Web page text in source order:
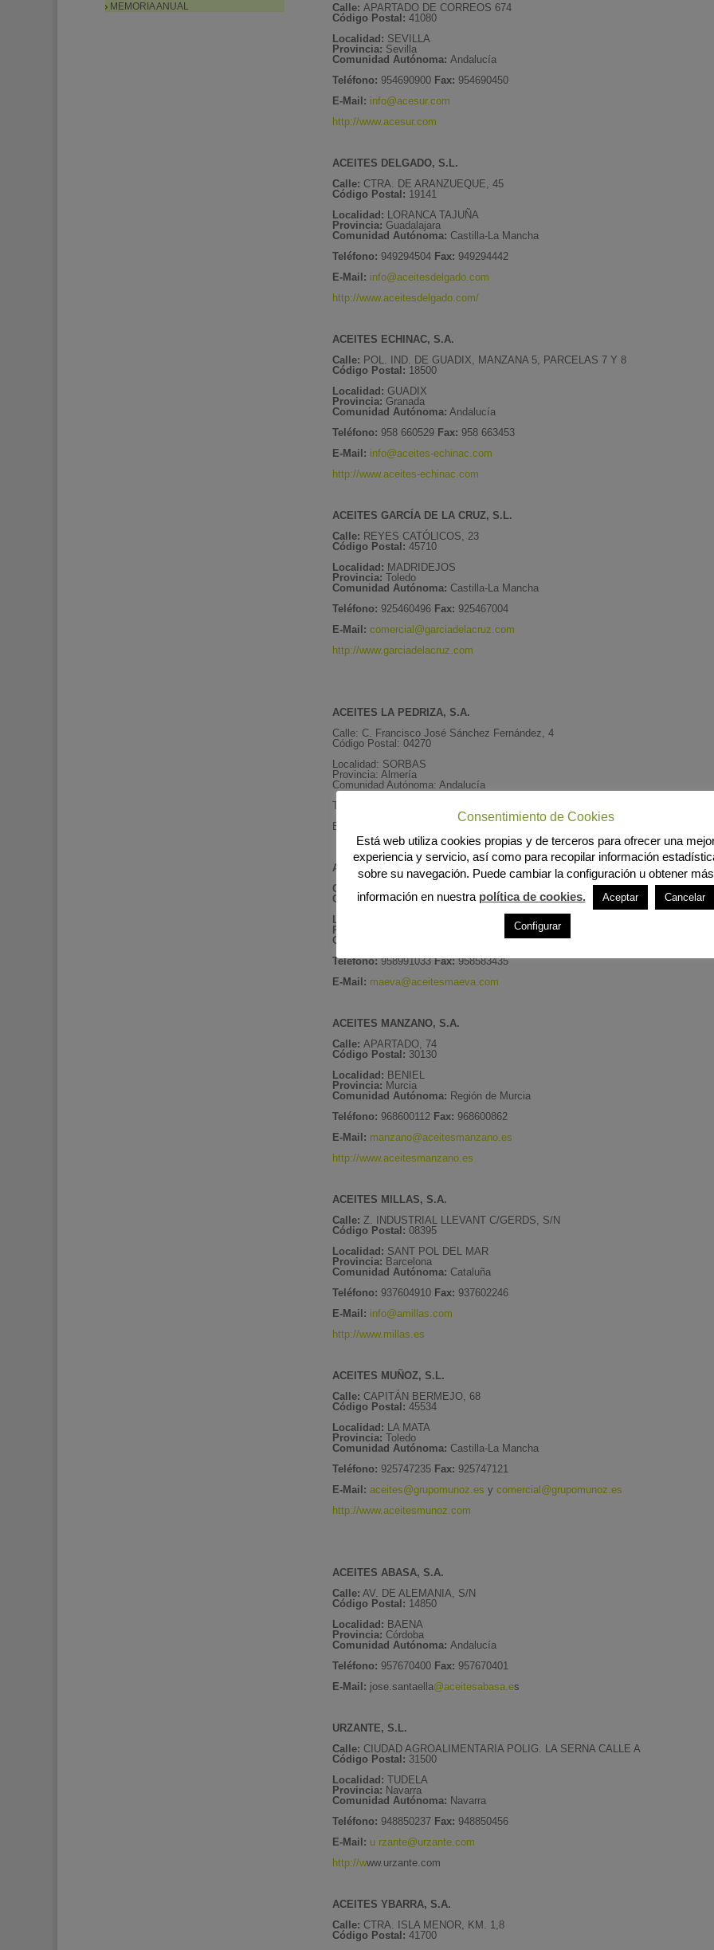
MEMORIA ANUAL
Calle: APARTADO DE CORREOS 674
Código Postal: 41080
Localidad: SEVILLA
Provincia: Sevilla
Comunidad Autónoma: Andalucía
Teléfono: 954690900 Fax: 954690450
E-Mail: info@acesur.com
http://www.acesur.com
ACEITES DELGADO, S.L.
Calle: CTRA. DE ARANZUEQUE, 45
Código Postal: 19141
Localidad: LORANCA TAJUÑA
Provincia: Guadalajara
Comunidad Autónoma: Castilla-La Mancha
Teléfono: 949294504 Fax: 949294442
E-Mail: info@aceitesdelgado.com
http://www.aceitesdelgado.com/
ACEITES ECHINAC, S.A.
Calle: POL. IND. DE GUADIX, MANZANA 5, PARCELAS 7 Y 8
Código Postal: 18500
Localidad: GUADIX
Provincia: Granada
Comunidad Autónoma: Andalucía
Teléfono: 958 660529 Fax: 958 663453
E-Mail: info@aceites-echinac.com
http://www.aceites-echinac.com
ACEITES GARCÍA DE LA CRUZ, S.L.
Calle: REYES CATÓLICOS, 23
Código Postal: 45710
Localidad: MADRIDEJOS
Provincia: Toledo
Comunidad Autónoma: Castilla-La Mancha
Teléfono: 925460496 Fax: 925467004
E-Mail: comercial@garciadelacruz.com
http://www.garciadelacruz.com
ACEITES LA PEDRIZA, S.A.
Calle: C. Francisco José Sánchez Fernández, 4
Código Postal: 04270
Localidad: SORBAS
Provincia: Almería
Comunidad Autónoma: Andalucía
Teléfono: 950364038 Fax: 950364422
E-Mail:
ACEITES MAEVA, S.L
Calle:
PARQUE METROPOLITANO-AV. DE INCAR, 8
Código Postal:18130
Localidad:
Provincia:
Comunidad Autónoma:
Teléfono:958991033Fax:958583435
E-Mail: maeva@aceitesmaeva.com
ACEITES MANZANO, S.A.
Calle: APARTADO, 74
Código Postal: 30130
Localidad: BENIEL
Provincia: Murcia
Comunidad Autónoma: Región de Murcia
Teléfono: 968600112 Fax: 968600862
E-Mail: manzano@aceitesmanzano.es
http://www.aceitesmanzano.es
ACEITES MILLAS, S.A.
Calle: Z. INDUSTRIAL LLEVANT C/GERDS, S/N
Código Postal: 08395
Localidad: SANT POL DEL MAR
Provincia: Barcelona
Comunidad Autónoma: Cataluña
Teléfono: 937604910 Fax: 937602246
E-Mail: info@amillas.com
http://www.millas.es
ACEITES MUÑOZ, S.L.
Calle: CAPITÁN BERMEJO, 68
Código Postal: 45534
Localidad: LA MATA
Provincia: Toledo
Comunidad Autónoma: Castilla-La Mancha
Teléfono: 925747235 Fax: 925747121
E-Mail: aceites@grupomunoz.es y comercial@grupomunoz.es
http://www.aceitesmunoz.com
ACEITES ABASA, S.A.
Calle: AV. DE ALEMANIA, S/N
Código Postal: 14850
Localidad: BAENA
Provincia: Córdoba
Comunidad Autónoma: Andalucía
Teléfono: 957670400 Fax: 957670401
E-Mail: jose.santaella@aceitesabasa.es
URZANTE, S.L.
Calle: CIUDAD AGROALIMENTARIA POLIG. LA SERNA CALLE A
Código Postal: 31500
Localidad: TUDELA
Provincia: Navarra
Comunidad Autónoma: Navarra
Teléfono: 948850237 Fax: 948850456
E-Mail: u rzante@urzante.com
http://www.urzante.com
ACEITES YBARRA, S.A.
Calle: CTRA. ISLA MENOR, KM. 1,8
Código Postal: 41700
Consentimiento de Cookies
Está web utiliza cookies propias y de terceros para ofrecer una
experiencia y servicio, así como para recopilar información
sobre su navegación. Puede cambiar la configuración u obtener más
información en nuestra política de cookies. Aceptar Cancelar
Configurar